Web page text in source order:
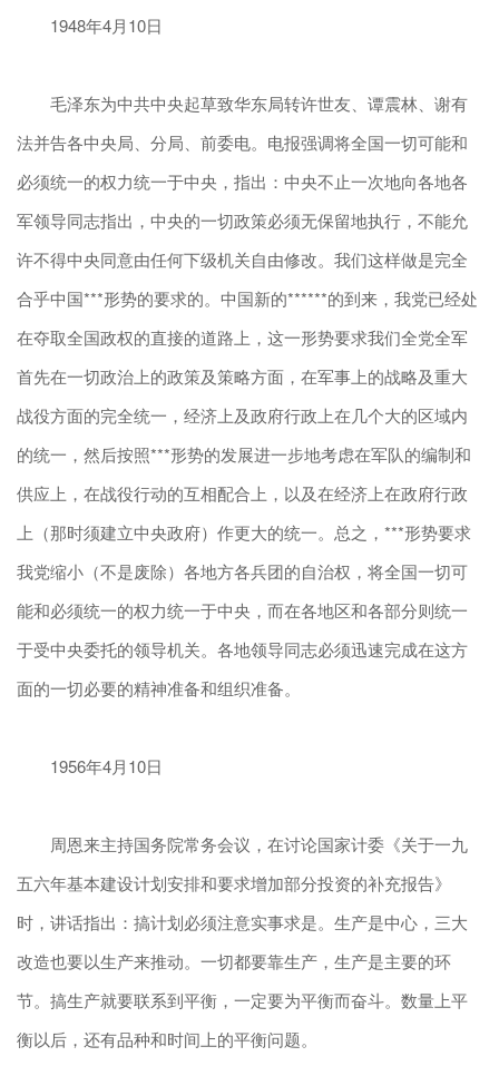
1948年4月10日
毛泽东为中共中央起草致华东局转许世友、谭震林、谢有
法并告各中央局、分局、前委电。电报强调将全国一切可能和
必须统一的权力统一于中央，指出：中央不止一次地向各地各
军领导同志指出，中央的一切政策必须无保留地执行，不能允
许不得中央同意由任何下级机关自由修改。我们这样做是完全
合乎中国***形势的要求的。中国新的******的到来，我党已经处
在夺取全国政权的直接的道路上，这一形势要求我们全党全军
首先在一切政治上的政策及策略方面，在军事上的战略及重大
战役方面的完全统一，经济上及政府行政上在几个大的区域内
的统一，然后按照***形势的发展进一步地考虑在军队的编制和
供应上，在战役行动的互相配合上，以及在经济上在政府行政
上（那时须建立中央政府）作更大的统一。总之，***形势要求
我党缩小（不是废除）各地方各兵团的自治权，将全国一切可
能和必须统一的权力统一于中央，而在各地区和各部分则统一
于受中央委托的领导机关。各地领导同志必须迅速完成在这方
面的一切必要的精神准备和组织准备。
1956年4月10日
周恩来主持国务院常务会议，在讨论国家计委《关于一九
五六年基本建设计划安排和要求增加部分投资的补充报告》
时，讲话指出：搞计划必须注意实事求是。生产是中心，三大
改造也要以生产来推动。一切都要靠生产，生产是主要的环
节。搞生产就要联系到平衡，一定要为平衡而奋斗。数量上平
衡以后，还有品种和时间上的平衡问题。